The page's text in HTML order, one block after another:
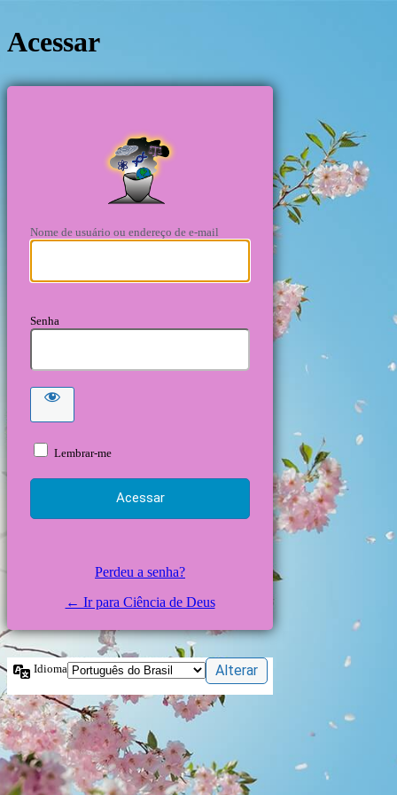
Acessar
https://
Nome de usuário ou endereço de e-mail
Senha
Lembrar-me
Perdeu a senha?
← Ir para Ciência de Deus
Idioma